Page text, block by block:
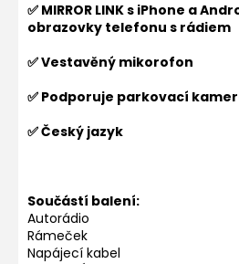
✅ MIRROR LINK s iPhone a
obrazovky telefonu s rádiem
✅ Vestavěný mikorofon
✅ Podporuje parkovací
✅ Český jazyk
Součástí balení:
Autorádio
Rámeček
Napájecí kabel